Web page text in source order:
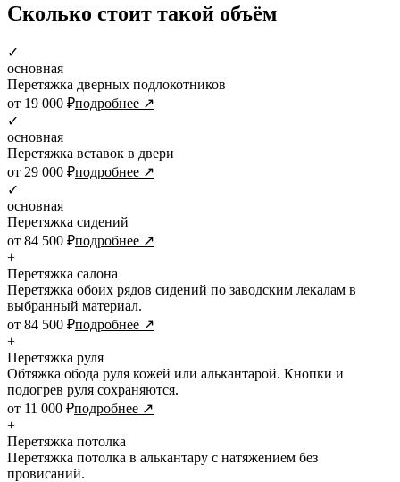
Сколько стоит такой объём
✓
основная
Перетяжка дверных подлокотников
от 19 000 ₽подробнее ↗
✓
основная
Перетяжка вставок в двери
от 29 000 ₽подробнее ↗
✓
основная
Перетяжка сидений
от 84 500 ₽подробнее ↗
+
Перетяжка салона
Перетяжка обоих рядов сидений по заводским лекалам в
выбранный материал.
от 84 500 ₽подробнее ↗
+
Перетяжка руля
Обтяжка обода руля кожей или алькантарой. Кнопки и
подогрев руля сохраняются.
от 11 000 ₽подробнее ↗
+
Перетяжка потолка
Перетяжка потолка в алькантару с натяжением без
провисаний.